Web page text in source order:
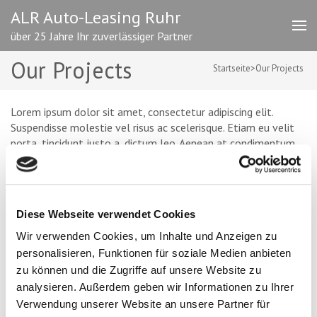
Diese Webseite verwendet Cookies
Wir verwenden Cookies, um Inhalte und Anzeigen zu
personalisieren, Funktionen für soziale Medien anbieten
zu können und die Zugriffe auf unsere Website zu
analysieren. Außerdem geben wir Informationen zu Ihrer
Verwendung unserer Website an unsere Partner für
Inhalt
springen
(Enter
drücken)
ALR Auto-Leasing Ruhr
über 25 Jahre Ihr zuverlässiger Partner
Our Projects Startseite>Our Projects
Lorem ipsum dolor sit amet, consectetur adipiscing elit.
Suspendisse molestie vel risus ac scelerisque. Etiam eu velit
porta, tincidunt justo a, dictum leo. Aenean at condimentum
turpis.
Unsere Angebote
BLEIBEN SIE INFORMIERT –
NEWSLETTERANMELDUNG